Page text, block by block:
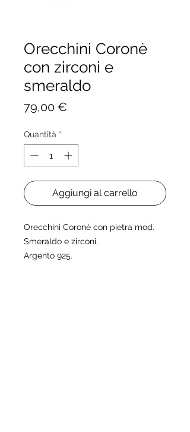
Orecchini Coronè
con zirconi e
smeraldo
79,00 €
Quantità *
Aggiungi al carrello
Orecchini Coronè con pietra mod.
Smeraldo e zirconi.
Argento 925.